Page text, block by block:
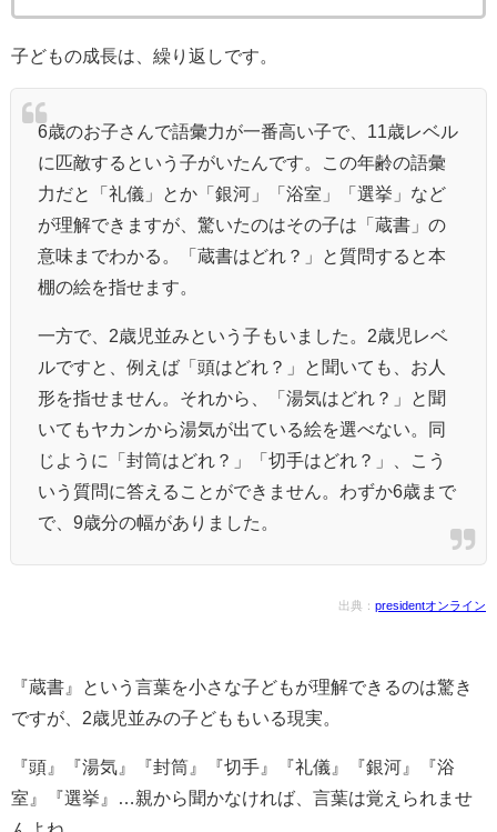
子どもの成長は、繰り返しです。
6歳のお子さんで語彙力が一番高い子で、11歳レベル
に匹敵するという子がいたんです。この年齢の語彙
力だと「礼儀」とか「銀河」「浴室」「選挙」など
が理解できますが、驚いたのはその子は「蔵書」の
意味までわかる。「蔵書はどれ？」と質問すると本
棚の絵を指せます。
一方で、2歳児並みという子もいました。2歳児レベ
ルですと、例えば「頭はどれ？」と聞いても、お人
形を指せません。それから、「湯気はどれ？」と聞
いてもヤカンから湯気が出ている絵を選べない。同
じように「封筒はどれ？」「切手はどれ？」、こう
いう質問に答えることができません。わずか6歳まで
で、9歳分の幅がありました。
出典： presidentオンライン
『蔵書』という言葉を小さな子どもが理解できるのは驚き
ですが、2歳児並みの子どももいる現実。
『頭』『湯気』『封筒』『切手』『礼儀』『銀河』『浴
室』『選挙』…親から聞かなければ、言葉は覚えられませ